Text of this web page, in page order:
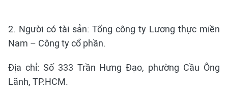
2. Người có tài sản: Tổng công ty Lương thực miền
Nam – Công ty cổ phần.
Địa chỉ: Số 333 Trần Hưng Đạo, phường Cầu Ông
Lãnh, TP.HCM.